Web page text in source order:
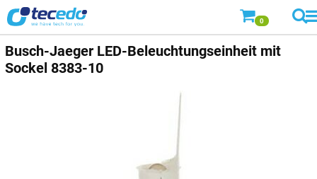
0
Busch-Jaeger LED-Beleuchtungseinheit mit
Sockel 8383-10